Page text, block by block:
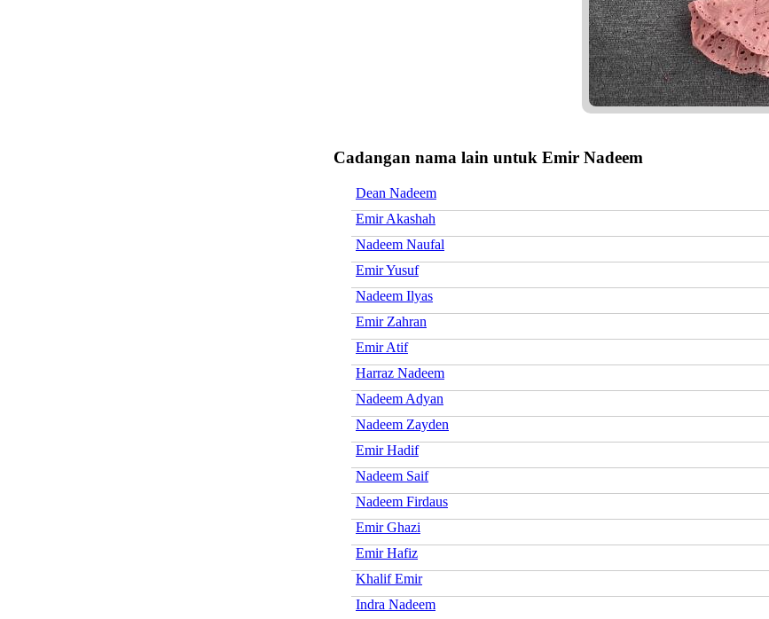
Cadangan nama lain untuk Emir Nadeem
Dean Nadeem
Emir Akashah
Nadeem Naufal
Emir Yusuf
Nadeem Ilyas
Emir Zahran
Emir Atif
Harraz Nadeem
Nadeem Adyan
Nadeem Zayden
Emir Hadif
Nadeem Saif
Nadeem Firdaus
Emir Ghazi
Emir Hafiz
Khalif Emir
Indra Nadeem